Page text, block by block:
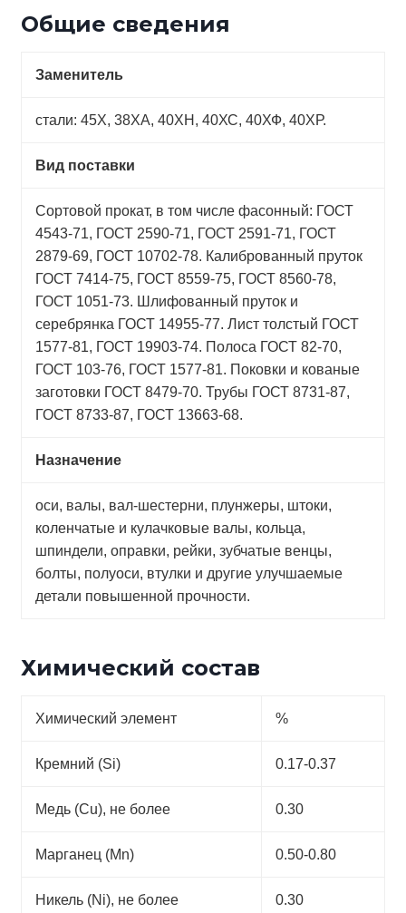
Общие сведения
Заменитель
стали: 45Х, 38ХА, 40ХН, 40ХС, 40ХФ, 40ХР.
Вид поставки
Сортовой прокат, в том числе фасонный: ГОСТ
4543-71, ГОСТ 2590-71, ГОСТ 2591-71, ГОСТ
2879-69, ГОСТ 10702-78. Калиброванный пруток
ГОСТ 7414-75, ГОСТ 8559-75, ГОСТ 8560-78,
ГОСТ 1051-73. Шлифованный пруток и
серебрянка ГОСТ 14955-77. Лист толстый ГОСТ
1577-81, ГОСТ 19903-74. Полоса ГОСТ 82-70,
ГОСТ 103-76, ГОСТ 1577-81. Поковки и кованые
заготовки ГОСТ 8479-70. Трубы ГОСТ 8731-87,
ГОСТ 8733-87, ГОСТ 13663-68.
Назначение
оси, валы, вал-шестерни, плунжеры, штоки,
коленчатые и кулачковые валы, кольца,
шпиндели, оправки, рейки, зубчатые венцы,
болты, полуоси, втулки и другие улучшаемые
детали повышенной прочности.
Химический состав
Химический элемент %
Кремний (Si) 0.17-0.37
Медь (Cu), не более 0.30
Марганец (Mn) 0.50-0.80
Никель (Ni), не более 0.30